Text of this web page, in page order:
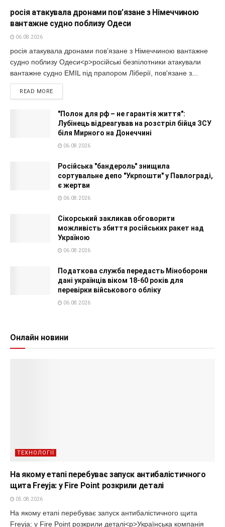
росія атакувала дронами пов’язане з Німеччиною
вантажне судно поблизу Одеси
06.08.2026
росія атакувала дронами пов’язане з Німеччиною вантажне
судно поблизу Одеси<p>російські безпілотники атакували
вантажне судно EMIL під прапором Ліберії, пов'язане з...
READ MORE
"Полон для рф – не гарантія життя":
Лубінець відреагував на розстріл бійця ЗСУ
біля Мирного на Донеччині
06.08.2026
Російська "бандероль" знищила
сортувальне депо "Укрпошти" у Павлограді,
є жертви
06.08.2026
Сікорський закликав обговорити
можливість збиття російських ракет над
Україною
06.08.2026
Податкова служба передасть Міноборони
дані українців віком 18-60 років для
перевірки військового обліку
06.08.2026
Онлайн новини
ТЕХНОЛОГІЇ
На якому етапі перебуває запуск антибалістичного
щита Freyja: у Fire Point розкрили деталі
05.08.2026
На якому етапі перебуває запуск антибалістичного щита
Freyja: у Fire Point розкрили деталі<p>Українська компанія